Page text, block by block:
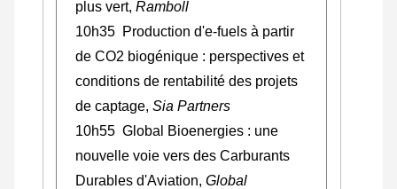
plus vert,Ramboll
10h35 Production d'e-fuels à partir
de CO2 biogénique : perspectives et
conditions de rentabilité des projets
de captage,Sia Partners
10h55 Global Bioenergies : une
nouvelle voie vers des Carburants
Durables d'Aviation,Global